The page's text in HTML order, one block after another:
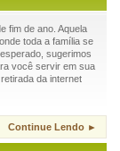
fim de ano. Aquela
toda a família se
sugerimos
você servir em sua
da internet
Continue Lendo ►